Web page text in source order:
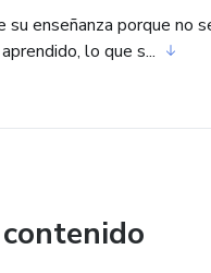
enseñanza porque no
lo que s...